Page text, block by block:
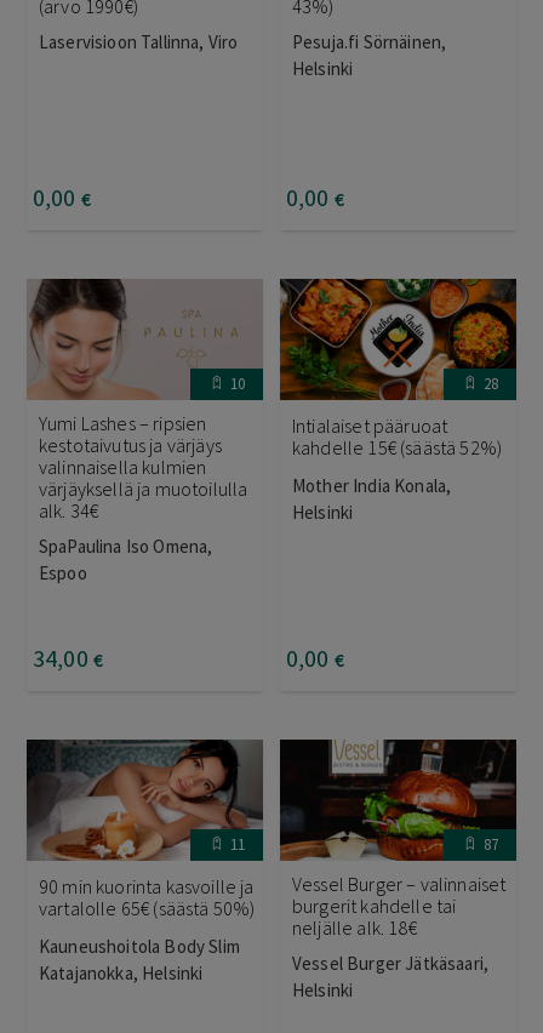
(arvo 1990€)
Laservisioon Tallinna, Viro
0,00 €
43%)
Pesuja.fi Sörnäinen,
Helsinki
0,00 €
10
Yumi Lashes – ripsien
kestotaivutus ja värjäys
valinnaisella kulmien
värjäyksellä ja muotoilulla
alk. 34€
SpaPaulina Iso Omena,
Espoo
34,00 €
28
Intialaiset pääruoat
kahdelle 15€ (säästä 52%)
Mother India Konala,
Helsinki
0,00 €
11
90 min kuorinta kasvoille ja
vartalolle 65€ (säästä 50%)
Kauneushoitola Body Slim
Katajanokka, Helsinki
87
Vessel Burger – valinnaiset
burgerit kahdelle tai
neljälle alk. 18€
Vessel Burger Jätkäsaari,
Helsinki